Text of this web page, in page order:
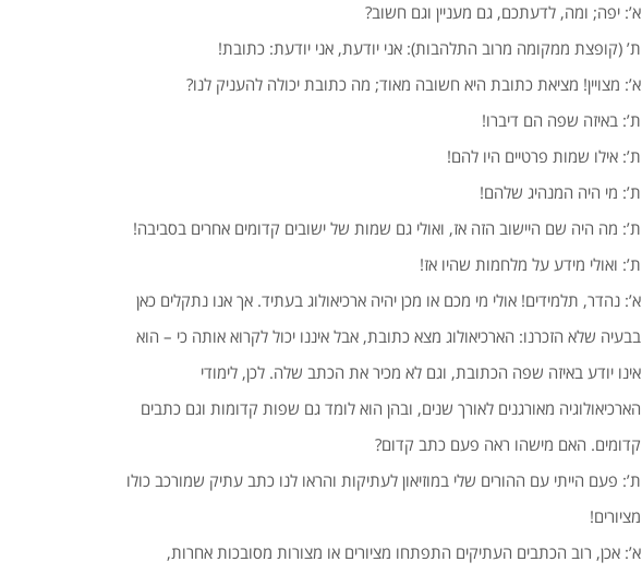
א’: יפה; ומה, לדעתכם, גם מעניין וגם חשוב?
ת’ (קופצת ממקומה מרוב התלהבות): אני יודעת, אני יודעת: כתובת!
א’: מצויין! מציאת כתובת היא חשובה מאוד; מה כתובת יכולה להעניק לנו?
ת’: באיזה שפה הם דיברו!
ת’: אילו שמות פרטיים היו להם!
ת’: מי היה המנהיג שלהם!
ת’: מה היה שם היישוב הזה אז, ואולי גם שמות של ישובים קדומים אחרים בסביבה!
ת’: ואולי מידע על מלחמות שהיו אז!
א’: נהדר, תלמידים! אולי מי מכם או מכן יהיה ארכיאולוג בעתיד. אך אנו נתקלים כאן
בבעיה שלא הזכרנו: הארכיאולוג מצא כתובת, אבל איננו יכול לקרוא אותה כי – הוא
אינו יודע באיזה שפה הכתובת, וגם לא מכיר את הכתב שלה. לכן, לימודי
הארכיאולוגיה מאורגנים לאורך שנים, ובהן הוא לומד גם שפות קדומות וגם כתבים
קדומים. האם מישהו ראה פעם כתב קדום?
ת’: פעם הייתי עם ההורים שלי במוזיאון לעתיקות והראו לנו כתב עתיק שמורכב כולו
מציורים!
א’: אכן, רוב הכתבים העתיקים התפתחו מציורים או מצורות מסובכות אחרות,